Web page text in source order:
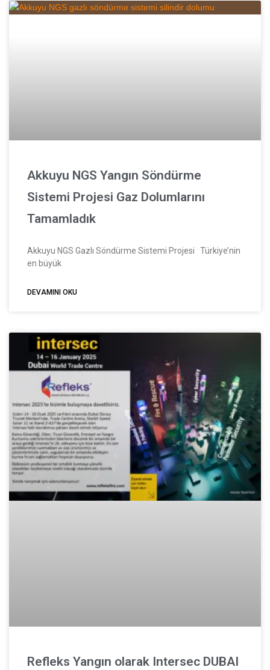
Akkuyu NGS Yangın Söndürme
Sistemi Projesi Gaz Dolumlarını
Tamamladık
Akkuyu NGS Gazlı Söndürme Sistemi Projesi Türkiye’nin
en büyük
DEVAMINI OKU
Refleks Yangın olarak Intersec DUBAI